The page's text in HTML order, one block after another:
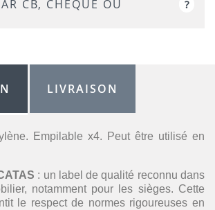
CB, CHÈQUE OU
?
LIVRAISON
Empilable x4. Peut être utilisé en
: un label de qualité reconnu dans
notamment pour les sièges. Cette
le respect de normes rigoureuses en